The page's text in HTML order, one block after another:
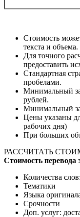
Стоимость
текста и объема.
Для точного
предоставить
Стандартная
пробелами.
Минимальный
рублей.
Минимальный
Цены указаны
рабочих дня)
При больших
РАССЧИТАТЬ
Стоимость перевода
Количества
Тематики
Языка
Срочности
Доп. услуг: